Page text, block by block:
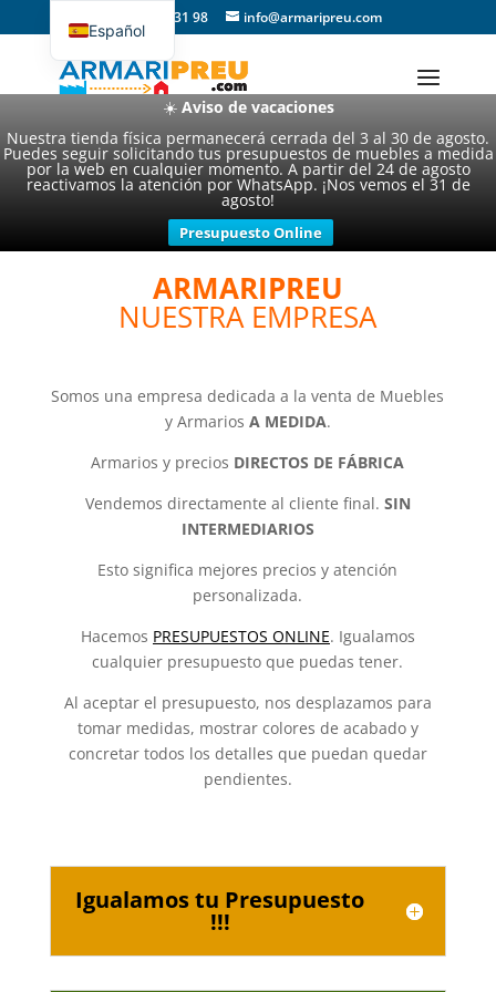
☀️ Aviso de vacaciones
Nuestra tienda física permanecerá cerrada del 3 al 30 de agosto.
Puedes seguir solicitando tus presupuestos de muebles a medida
por la web en cualquier momento. A partir del 24 de agosto
reactivamos la atención por WhatsApp. ¡Nos vemos el 31 de
agosto!
Presupuesto Online
93 357 31 98 info@armaripreu.com
ARMARIPREU
NUESTRA EMPRESA
Somos una empresa dedicada a la venta de Muebles
y Armarios A MEDIDA.
Armarios y precios DIRECTOS DE FÁBRICA
Vendemos directamente al cliente final. SIN
INTERMEDIARIOS
Esto significa mejores precios y atención
personalizada.
Hacemos PRESUPUESTOS ONLINE. Igualamos
cualquier presupuesto que puedas tener.
Al aceptar el presupuesto, nos desplazamos para
tomar medidas, mostrar colores de acabado y
concretar todos los detalles que puedan quedar
pendientes.
Igualamos tu Presupuesto
!!!
Español
Català